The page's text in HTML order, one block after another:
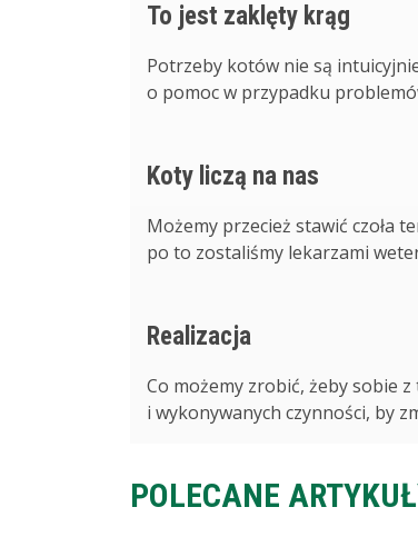
To jest zaklęty krąg
Potrzeby kotów nie są
o pomoc w przypadku
Koty liczą na nas
Możemy przecież stawić czoła
po to zostaliśmy lekarzami
Realizacja
Co możemy zrobić, żeby sobie
i wykonywanych czynności, by
POLECANE